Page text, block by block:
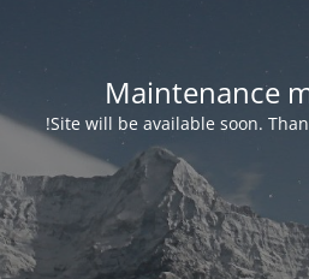
Maintenance
Site will be available soon.